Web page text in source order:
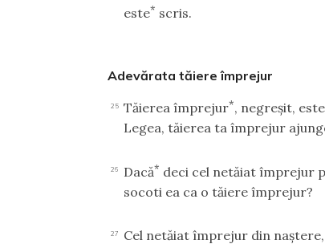
este* scris.
Adevărata tăiere împrejur
25 Tăierea împrejur*, negreşit,
Legea, tăierea ta împrejur
26 Dacă* deci cel netăiat împrejur
socoti ea ca o tăiere împrejur?
27 Cel netăiat împrejur din